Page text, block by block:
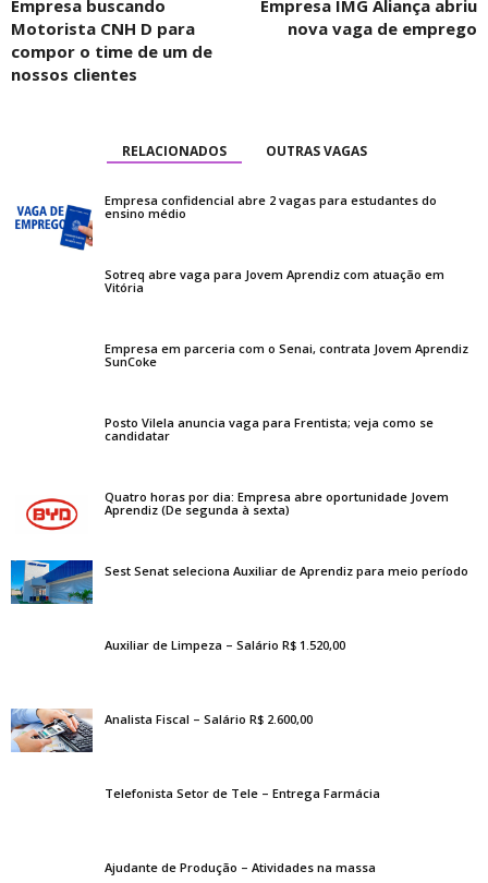
Empresa buscando
Motorista CNH D para
compor o time de um de
nossos clientes
Empresa IMG Aliança abriu
nova vaga de emprego
RELACIONADOS OUTRAS VAGAS
Empresa confidencial abre 2 vagas para estudantes do
ensino médio
Sotreq abre vaga para Jovem Aprendiz com atuação em
Vitória
Empresa em parceria com o Senai, contrata Jovem Aprendiz
SunCoke
Posto Vilela anuncia vaga para Frentista; veja como se
candidatar
Quatro horas por dia: Empresa abre oportunidade Jovem
Aprendiz (De segunda à sexta)
Sest Senat seleciona Auxiliar de Aprendiz para meio período
Auxiliar de Limpeza – Salário R$ 1.520,00
Analista Fiscal – Salário R$ 2.600,00
Telefonista Setor de Tele – Entrega Farmácia
Ajudante de Produção – Atividades na massa